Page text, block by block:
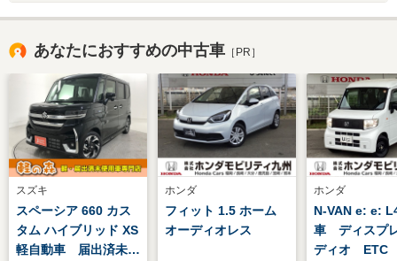
あなたにおすすめの中古車 ［PR］
スズキ
スペーシア 660 カス
タム ハイブリッド XS
軽自動車 届出済未使
ホンダ
フィット 1.5 ホーム
オーディオレス
ホンダ
N-VAN e: e:
車 ディスプ
ディオ ETC